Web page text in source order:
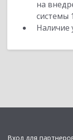
на
системы
Наличие
Вход для